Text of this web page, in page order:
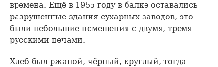
времена. Ещё в 1955 году в балке оставались
разрушенные здания сухарных заводов, это
были небольшие помещения с двумя, тремя
русскими печами.
Хлеб был ржаной, чёрный, круглый, тогда